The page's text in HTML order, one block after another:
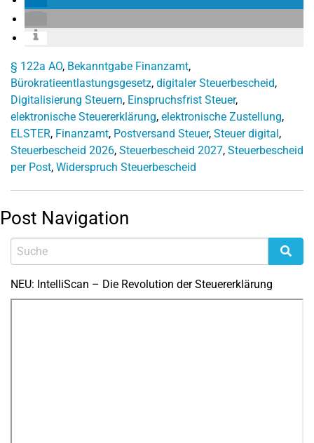
§ 122a AO, Bekanntgabe Finanzamt,
Bürokratieentlastungsgesetz, digitaler Steuerbescheid,
Digitalisierung Steuern, Einspruchsfrist Steuer,
elektronische Steuererklärung, elektronische Zustellung,
ELSTER, Finanzamt, Postversand Steuer, Steuer digital,
Steuerbescheid 2026, Steuerbescheid 2027, Steuerbescheid
per Post, Widerspruch Steuerbescheid
Post Navigation
NEU: IntelliScan – Die Revolution der Steuererklärung